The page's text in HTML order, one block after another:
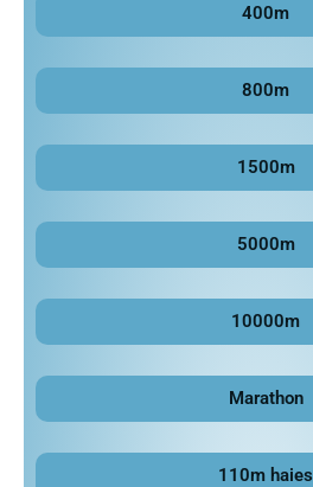
400m
800m
1500m
5000m
10000m
Marathon
110m haies